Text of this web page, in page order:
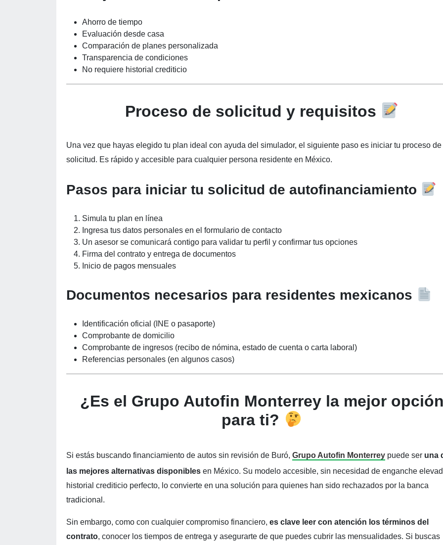
Ahorro de tiempo
Evaluación desde casa
Comparación de planes personalizada
Transparencia de condiciones
No requiere historial crediticio
Proceso de solicitud y requisitos
Una vez que hayas elegido tu plan ideal con ayuda del simulador, el siguiente paso es iniciar tu proceso de
solicitud. Es rápido y accesible para cualquier persona residente en México.
Pasos para iniciar tu solicitud de autofinanciamiento
Simula tu plan en línea
Ingresa tus datos personales en el formulario de contacto
Un asesor se comunicará contigo para validar tu perfil y confirmar tus opciones
Firma del contrato y entrega de documentos
Inicio de pagos mensuales
Documentos necesarios para residentes mexicanos
Identificación oficial (INE o pasaporte)
Comprobante de domicilio
Comprobante de ingresos (recibo de nómina, estado de cuenta o carta laboral)
Referencias personales (en algunos casos)
¿Es el Grupo Autofin Monterrey la mejor opción
para ti?
Si estás buscando financiamiento de autos sin revisión de Buró, Grupo Autofin Monterrey puede ser una
las mejores alternativas disponibles en México. Su modelo accesible, sin necesidad de enganche
historial crediticio perfecto, lo convierte en una solución para quienes han sido rechazados por la banca
tradicional.
Sin embargo, como con cualquier compromiso financiero, es clave leer con atención los términos del
contrato, conocer los tiempos de entrega y asegurarte de que puedes cubrir las mensualidades. Si buscas